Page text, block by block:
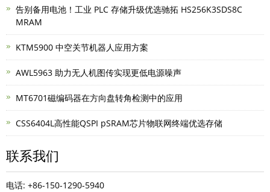
告别备用电池！工业 PLC 存储升级优选驰拓 HS256K3SDS8C
MRAM
KTM5900 中空关节机器人应用方案
AWL5963 助力无人机图传实现更低电源噪声
MT6701磁编码器在方向盘转角检测中的应用
CSS6404L高性能QSPI pSRAM芯片物联网终端优选存储
联系我们
电话: +86-150-1290-5940